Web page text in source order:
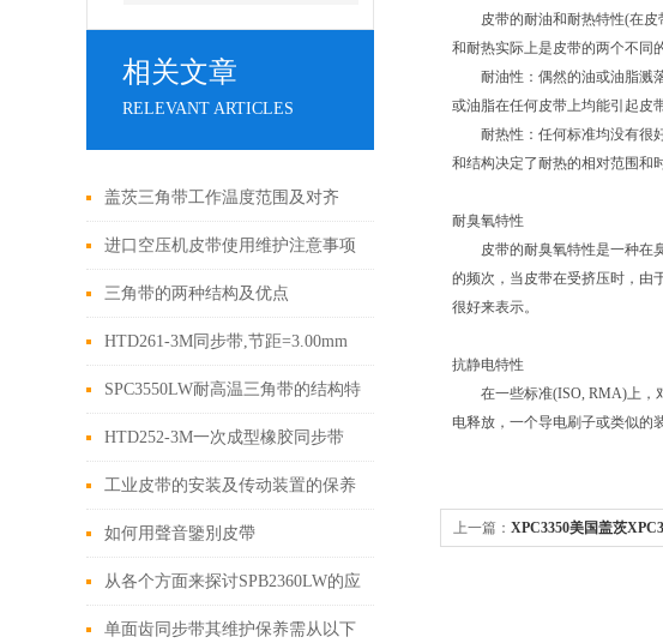
相关文章
RELEVANT ARTICLES
盖茨三角带工作温度范围及对齐
进口空压机皮带使用维护注意事项
三角带的两种结构及优点
HTD261-3M同步带,节距=3.00mm
橡胶同步带
SPC3550LW耐高温三角带的结构特
点是什么？
HTD252-3M一次成型橡胶同步带
工业皮带的安装及传动装置的保养
如何用聲音鑒別皮帶
从各个方面来探讨SPB2360LW的应
用范围
单面齿同步带其维护保养需从以下
皮带的耐油和耐热特性(在皮
和耐热实际上是皮带的两个不同
耐油性：偶然的油或油脂溅落
或油脂在任何皮带上均能引起皮
耐热性：任何标准均没有很好
和结构决定了耐热的相对范围和
耐臭氧特性
皮带的耐臭氧特性是一种在臭
的频次，当皮带在受挤压时，由
很好来表示。
抗静电特性
在一些标准(ISO, RMA)上，对
电释放，一个导电刷子或类似的
上一篇： XPC3350美国盖茨